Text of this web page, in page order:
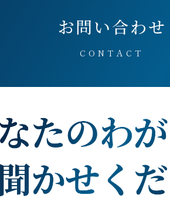
お問い合わせ
CONTACT